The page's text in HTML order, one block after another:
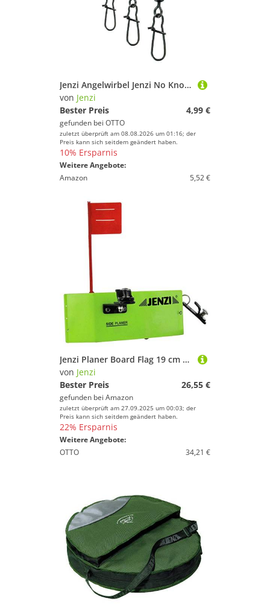
Jenzi Angelwirbel Jenzi No Knot Knotenlos Verbinder mit Karabiner-Wirbel
von Jenzi
Bester Preis
4,99 €
gefunden bei OTTO
zuletzt überprüft am 08.08.2026 um 01:16; der
Preis kann sich seitdem geändert haben.
10% Ersparnis
Weitere Angebote:
Amazon
5,52 €
Jenzi Planer Board Flag 19 cm rechts
von Jenzi
Bester Preis
26,55 €
gefunden bei Amazon
zuletzt überprüft am 27.09.2025 um 00:03; der
Preis kann sich seitdem geändert haben.
22% Ersparnis
Weitere Angebote:
OTTO
34,21 €